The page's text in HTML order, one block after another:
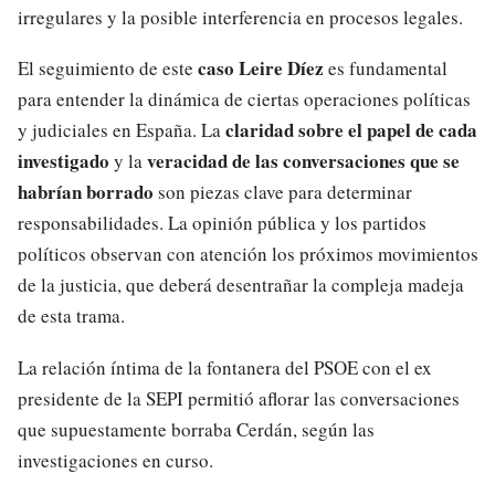
irregulares y la posible interferencia en procesos legales.
El seguimiento de este caso Leire Díez es fundamental
para entender la dinámica de ciertas operaciones políticas
y judiciales en España. Laclaridad sobre el papel de cada
investigado y laveracidad de las conversaciones que se
habrían borrado son piezas clave para determinar
responsabilidades. La opinión pública y los partidos
políticos observan con atención los próximos movimientos
de la justicia, que deberá desentrañar la compleja madeja
de esta trama.
La relación íntima de la fontanera del PSOE con el ex
presidente de la SEPI permitió aflorar las conversaciones
que supuestamente borraba Cerdán, según las
investigaciones en curso.